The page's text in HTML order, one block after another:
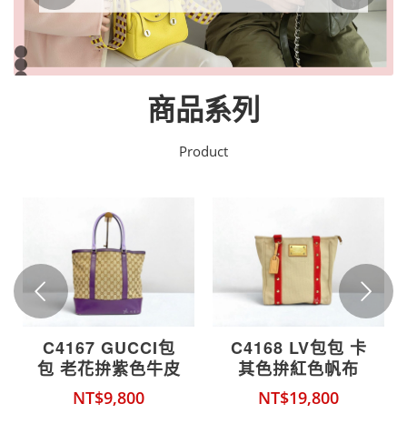
1
2
商品系列
Product
C4167 GUCCI包
包 老花拚紫色牛皮
托特包282327 (桃
園店)
NT$9,800
C4168 LV包包 卡
其色拚紅色帆布
ANTIGUAMM
M40035 (桃園店)
NT$19,800
下一頁